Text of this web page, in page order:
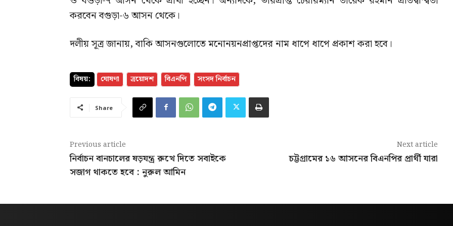
করবেন বগুড়া-৬ আসন থেকে।
দলীয় সূত্র জানায়, বাকি আসনগুলোতে মনোনয়নপ্রাপ্তদের নাম ধাপে ধাপে প্রকাশ করা হবে।
বিষয়: ঘোষণা ত্রয়োদশ বিএনপি সংসদ নির্বাচন
Share
Previous article
নির্বাচন বানচালের ষড়যন্ত্র রুখে দিতে সবাইকে
সজাগ থাকতে হবে : নুরুল আমিন
Next article
চট্টগ্রামের ১৬ আসনের বিএনপির প্রার্থী যারা